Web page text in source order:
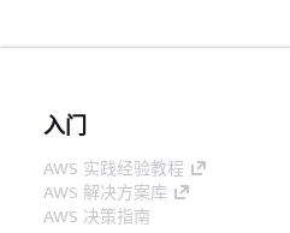
入门
AWS 实践经验教程
AWS 解决方案库
AWS 决策指南